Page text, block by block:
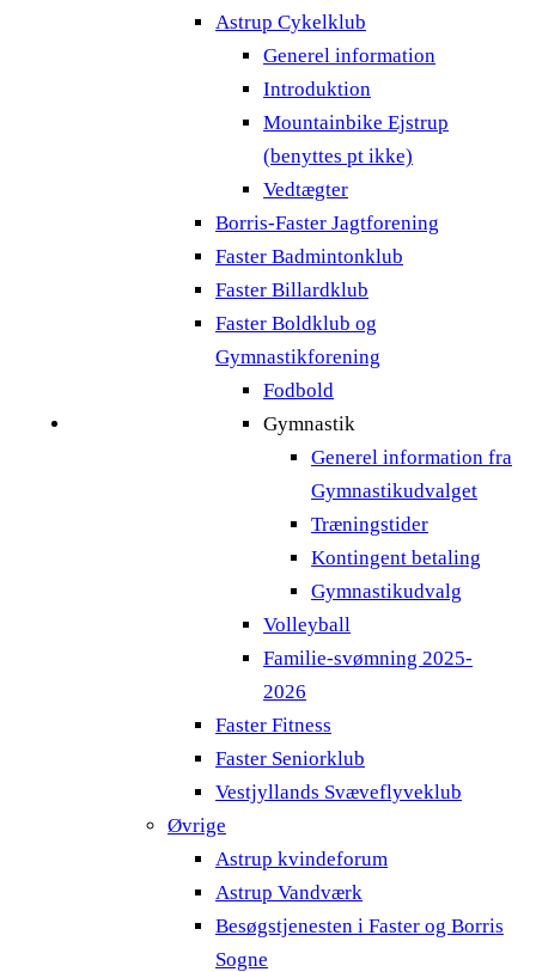
Astrup Cykelklub
Generel information
Introduktion
Mountainbike Ejstrup
(benyttes pt ikke)
Vedtægter
Borris-Faster Jagtforening
Faster Badmintonklub
Faster Billardklub
Faster Boldklub og
Gymnastikforening
Fodbold
Gymnastik
Generel information fra
Gymnastikudvalget
Træningstider
Kontingent betaling
Gymnastikudvalg
Volleyball
Familie-svømning 2025-
2026
Faster Fitness
Faster Seniorklub
Vestjyllands Svæveflyveklub
Øvrige
Astrup kvindeforum
Astrup Vandværk
Besøgstjenesten i Faster og Borris
Sogne